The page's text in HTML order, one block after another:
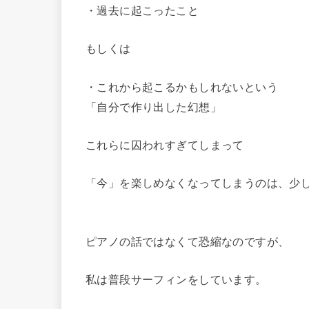
・過去に起こったこと
もしくは
・これから起こるかもしれないという
「自分で作り出した幻想」
これらに囚われすぎてしまって
「今」を楽しめなくなってしまうのは、
ピアノの話ではなくて恐縮なのですが、
私は普段サーフィンをしています。